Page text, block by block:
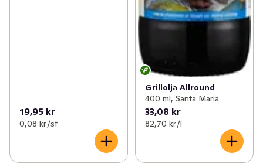
19,95 kr
0,08 kr /st
Grillolja Allround
400 ml, Santa Maria
33,08 kr
82,70 kr /l